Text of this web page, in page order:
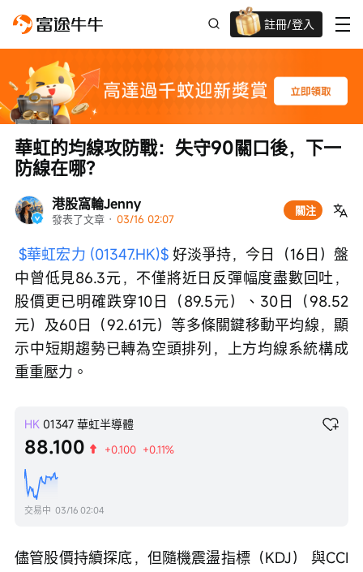
註冊/登入
高達過千蚊獎賞
港股窩輪Jenny
發表了文章 · 03/16 02:07
關注
華虹的均線攻防戰：失守90關口後，下一
防線在哪？
$華虹宏力 (01347.HK)$ 好淡爭持，今日（16日）盤
中曾低見86.3元，不僅將近日反彈幅度盡數回吐，
股價更已明確跌穿10日（89.5元）、30日（98.52
元）及60日（92.61元）等多條關鍵移動平均線，顯
示中短期趨勢已轉為空頭排列，上方均線系統構成
重重壓力。
HK 01347 華虹半導體
88.100 +0.100 +0.11%
交易中 03/16 02:04
儘管股價持續探底，但隨機震盪指標（KDJ） 與CCI